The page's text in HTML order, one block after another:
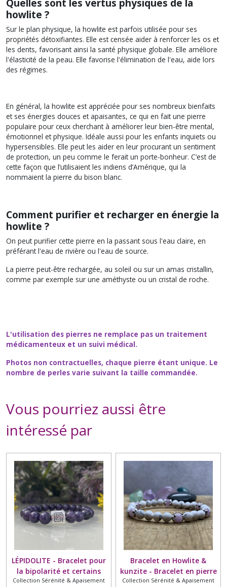
howlite ?
Sur le plan physique, la howlite est parfois utilisée pour ses
propriétés détoxifiantes. Elle est censée aider à renforcer les os et
les dents, favorisant ainsi la santé physique globale. Elle améliore
l'élasticité de la peau. Elle favorise l'élimination de l'eau, aide lors
des régimes.
En général, la howlite est appréciée pour ses nombreux bienfaits
et ses énergies douces et apaisantes, ce qui en fait une pierre
populaire pour ceux cherchant à améliorer leur bien-être mental,
émotionnel et physique. Idéale aussi pour les enfants inquiets ou
hypersensibles. Elle peut les aider en leur procurant un sentiment
de protection, un peu comme le ferait un porte-bonheur. C’est de
cette façon que l’utilisaient les indiens d’Amérique, qui la
nommaient la pierre du bison blanc.
Comment purifier et recharger en énergie la
howlite ?
On peut purifier cette pierre en la passant sous l'eau claire, en
préférant l'eau de rivière ou l'eau de source.
La pierre peut-être rechargée, au soleil ou sur un amas cristallin,
comme par exemple sur une améthyste ou un cristal de roche.
L'utilisation des pierres ne remplace pas un traitement
médicamenteux et un suivi médical.
Photos non contractuelles, chaque pierre étant unique. Le
nombre de perles varie suivant la taille commandée.
Vous pourriez aussi être
intéressé par
LÉPIDOLITE - Bracelet pour
la bipolarité et certains
troubles du comportement
Collection Sérénité & Apaisement
Bracelet en Howlite &
kunzite - Bracelet en pierre
naturelle - AA+ - Calme &
Collection Sérénité & Apaisement